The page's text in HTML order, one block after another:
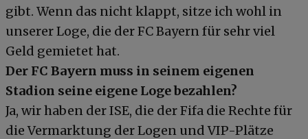
gibt. Wenn das nicht klappt, sitze ich wohl in
unserer Loge, die der FC Bayern für sehr viel
Geld gemietet hat.
Der FC Bayern muss in seinem eigenen
Stadion seine eigene Loge bezahlen?
Ja, wir haben der ISE, die der Fifa die Rechte für
die Vermarktung der Logen und VIP-Plätze